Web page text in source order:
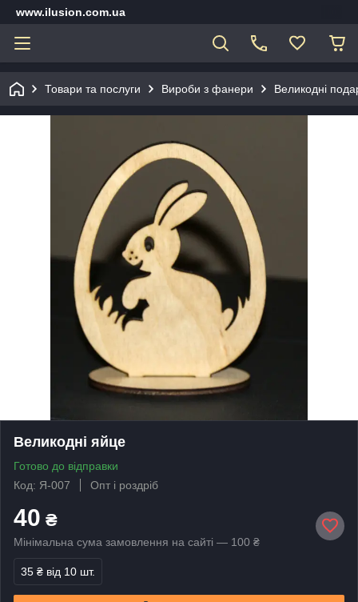
www.ilusion.com.ua
Товари та послуги Вироби з фанери Великодні
Великодні яйце
Готово до відправки
Код: Я-007
Опт і роздріб
40 ₴
Мінімальна сума замовлення на сайті — 100 ₴
35 ₴ від 10 шт.